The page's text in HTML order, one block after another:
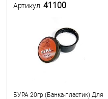
Артикул: 41100
БУРА 20гр (Банка-пластик) Для